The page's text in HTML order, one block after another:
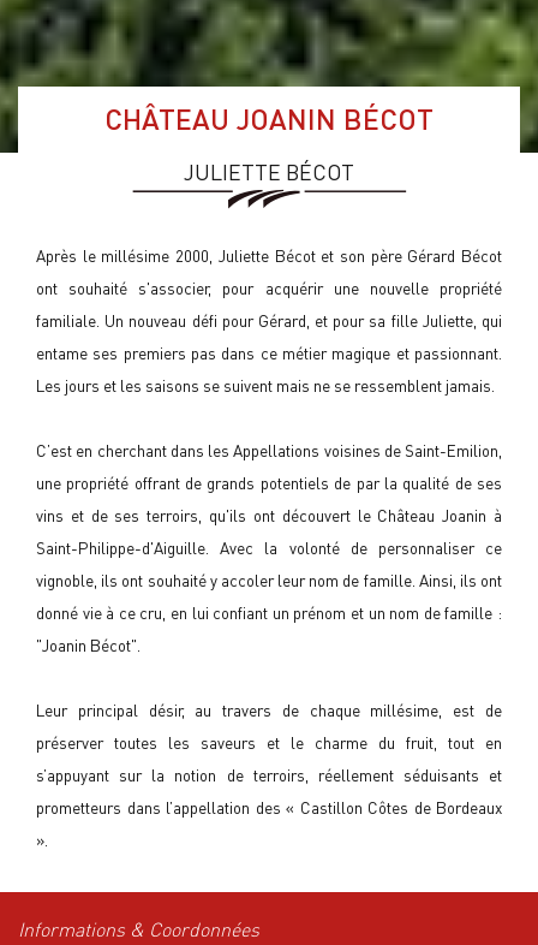
CHÂTEAU JOANIN BÉCOT
JULIETTE BÉCOT
Après le millésime 2000, Juliette Bécot et son père Gérard Bécot
ont souhaité s'associer, pour acquérir une nouvelle propriété
familiale. Un nouveau défi pour Gérard, et pour sa fille Juliette, qui
entame ses premiers pas dans ce métier magique et passionnant.
Les jours et les saisons se suivent mais ne se ressemblent jamais.
C’est en cherchant dans les Appellations voisines de Saint-Emilion,
une propriété offrant de grands potentiels de par la qualité de ses
vins et de ses terroirs, qu'ils ont découvert le Château Joanin à
Saint-Philippe-d'Aiguille. Avec la volonté de personnaliser ce
vignoble, ils ont souhaité y accoler leur nom de famille. Ainsi, ils ont
donné vie à ce cru, en lui confiant un prénom et un nom de famille :
"Joanin Bécot".
Leur principal désir, au travers de chaque millésime, est de
préserver toutes les saveurs et le charme du fruit, tout en
s’appuyant sur la notion de terroirs, réellement séduisants et
prometteurs dans l’appellation des « Castillon Côtes de Bordeaux
».
Informations & Coordonnées